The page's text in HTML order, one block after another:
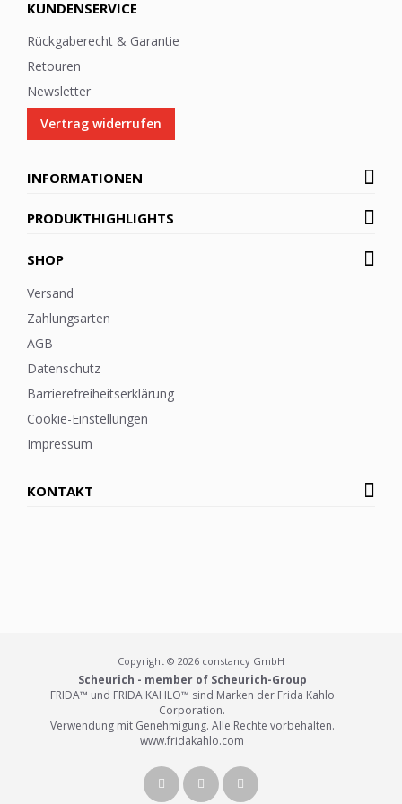
KUNDENSERVICE
Rückgaberecht & Garantie
Retouren
Newsletter
Vertrag widerrufen
INFORMATIONEN
PRODUKTHIGHLIGHTS
SHOP
Versand
Zahlungsarten
AGB
Datenschutz
Barrierefreiheitserklärung
Cookie-Einstellungen
Impressum
KONTAKT
Copyright © 2026 constancy GmbH
Scheurich - member of Scheurich-Group
FRIDA™ und FRIDA KAHLO™ sind Marken der Frida Kahlo
Corporation.
Verwendung mit Genehmigung. Alle Rechte vorbehalten.
www.fridakahlo.com